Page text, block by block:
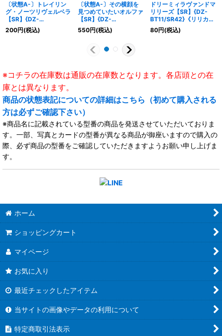
〔状態A-〕トレイリン
グ・ノーツリヴェルベラ
【SR】{DZ-
BT07/SR42}《リリカル
モナステリオ》
200円(税込)
〔状態A-〕その横顔を
見つめていたいオルファ
【SR】{DZ-
BT02/SR41}《リリカル
モナステリオ》
550円(税込)
ドリーミィラヴァンドマ
リリーズ【SR】{DZ-
BT11/SR42}《リリカル
モナステリオ》
80円(税込)
※コチラの在庫数は通販の在庫数となります。各店頭との在
庫とは異なります。
商品の状態表記についての詳細はこちら（初めて購入される
方は必ずご確認下さい）
※商品名に記載されている型番の商品を発送させていただいておりま
す。一部、写真とカードの型番が異なる商品が御座いますので購入の
際、必ず商品の型番をご確認していただきますようお願い申し上げま
す。
ホーム
ショッピングカート
マイページ
お気に入り
最近チェックしたアイテム
当サイトの画像やデータの利用について
特定商取引法表示